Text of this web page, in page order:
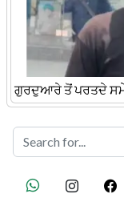
ਗੁਰਦੁਆਰੇ ਤੋਂ ਪਰਤਦੇ ਸਮੇਂ